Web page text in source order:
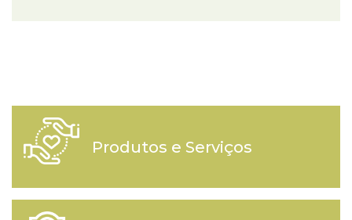
Produtos e Serviços